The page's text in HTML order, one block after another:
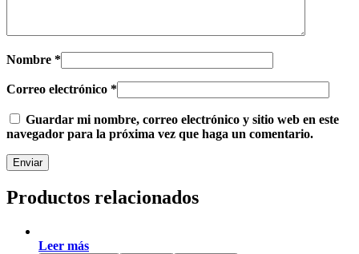
Nombre *
Correo electrónico *
Guardar mi nombre, correo electrónico y sitio web en este
navegador para la próxima vez que haga un comentario.
Productos relacionados
Leer más